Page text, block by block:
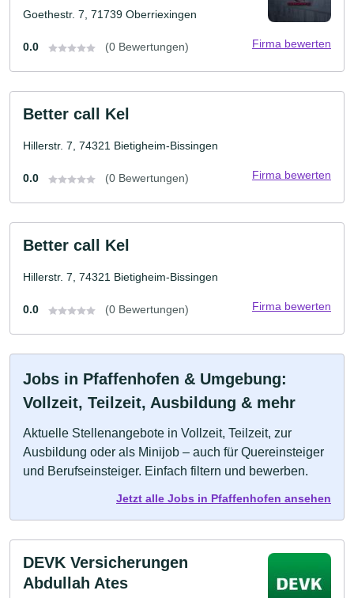
Goethestr. 7, 71739 Oberriexingen
0.0 (0 Bewertungen) Firma bewerten
Better call Kel
Hillerstr. 7, 74321 Bietigheim-Bissingen
0.0 (0 Bewertungen) Firma bewerten
Better call Kel
Hillerstr. 7, 74321 Bietigheim-Bissingen
0.0 (0 Bewertungen) Firma bewerten
Jobs in Pfaffenhofen & Umgebung:
Vollzeit, Teilzeit, Ausbildung & mehr
Aktuelle Stellenangebote in Vollzeit, Teilzeit, zur
Ausbildung oder als Minijob – auch für Quereinsteiger
und Berufseinsteiger. Einfach filtern und bewerben.
Jetzt alle Jobs in Pfaffenhofen ansehen
DEVK Versicherungen
Abdullah Ates